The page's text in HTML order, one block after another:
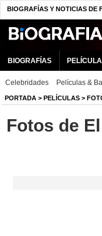
BIOGRAFÍAS Y NOTICIAS DE
BIOGRAFÍAS
Celebridades Películas &
PORTADA > PELÍCULAS >
Fotos de